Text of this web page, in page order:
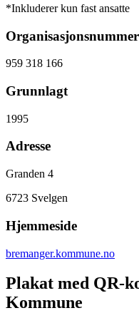
*Inkluderer kun fast ansatte
Organisasjonsnummer
959 318 166
Grunnlagt
1995
Adresse
Granden 4
6723 Svelgen
Hjemmeside
bremanger.kommune.no
Plakat med QR-
Kommune